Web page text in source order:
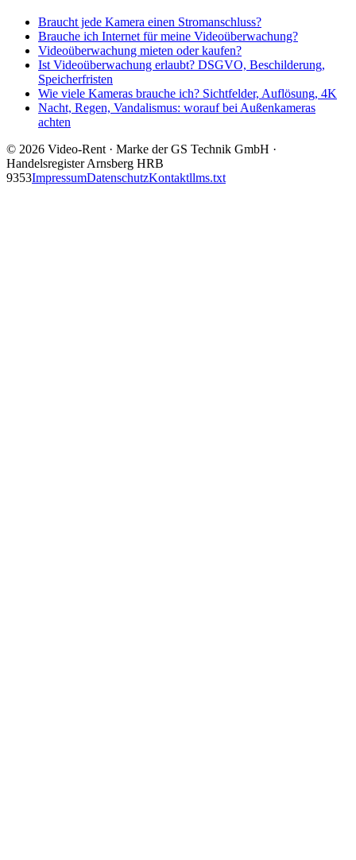
Braucht jede Kamera einen Stromanschluss?
Brauche ich Internet für meine Videoüberwachung?
Videoüberwachung mieten oder kaufen?
Ist Videoüberwachung erlaubt? DSGVO, Beschilderung,
Speicherfristen
Wie viele Kameras brauche ich? Sichtfelder, Auflösung, 4K
Nacht, Regen, Vandalismus: worauf bei Außenkameras
achten
© 2026 Video-Rent· Marke der GS Technik GmbH ·
Handelsregister Arnsberg HRB
9353ImpressumDatenschutzKontaktllms.txt